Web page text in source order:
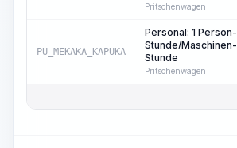
Pritschenwagen
PU_MEKAKA_KAPUKA
Personal: 1 Person-
Stunde/Maschinen-
Stunde
Pritschenwagen